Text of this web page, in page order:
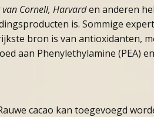
van Cornell, Harvarden anderen
is. Sommige
bron is van antioxidanten,
aan Phenylethylamine (PEA)
cacao kan toegevoegd